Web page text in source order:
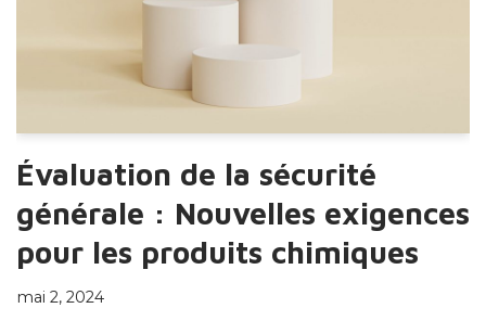
Évaluation de la sécurité
générale : Nouvelles exigences
pour les produits chimiques
mai 2, 2024